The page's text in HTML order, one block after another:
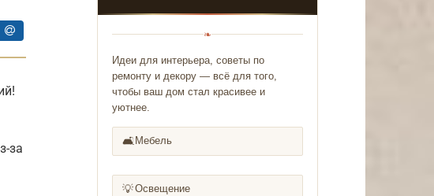
за
❧
Идеи для интерьера, советы по
ремонту и декору — всё для того,
чтобы ваш дом стал красивее и
уютнее.
🛋️ Мебель
💡Освещение